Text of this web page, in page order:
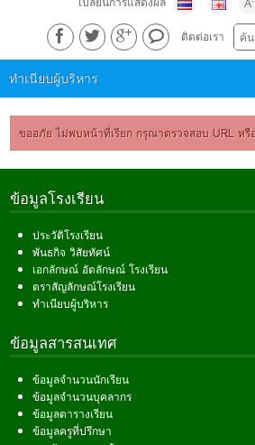
A
ติดต่อเรา
ทำเนียบผู้บริหาร
ขออภัย ไม่พบหน้าที่เรียก กรุณาตรวจสอบ URL หรื
ข้อมูลโรงเรียน
ประวัติโรงเรียน
พันธกิจ วิสัยทัศน์
เอกลักษณ์ อัตลักษณ์ โรงเรียน
ตราสัญลักษณ์โรงเรียน
ทำเนียบผู้บริหาร
ข้อมูลสารสนเทศ
ข้อมูลจำนวนนักเรียน
ข้อมูลจำนวนบุคลากร
ข้อมูลตารางเรียน
ข้อมูลครูที่ปรึกษา